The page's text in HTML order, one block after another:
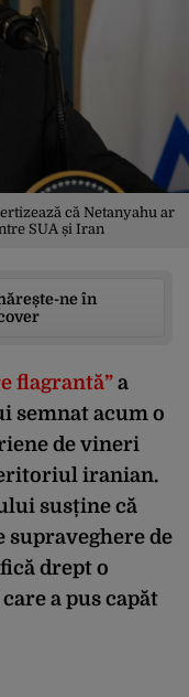
că Netanyahu ar
SUA și Iran
ne în
flagrantă” a
semnat acum o
de vineri
iranian.
susține că
de
drept o
a pus capăt